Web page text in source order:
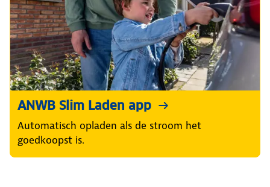
ANWB Slim Laden app
Automatisch opladen als de stroom het
goedkoopst is.